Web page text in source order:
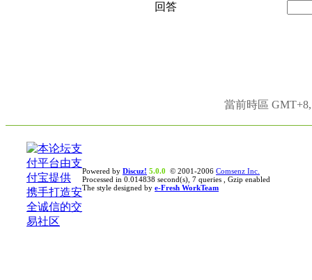
回答
當前時區
Powered by Discuz! 5.0.0 © 2001-2006 Comsenz Inc.
Processed in 0.014838 second(s), 7 queries , Gzip enabled
The style designed by e-Fresh WorkTeam